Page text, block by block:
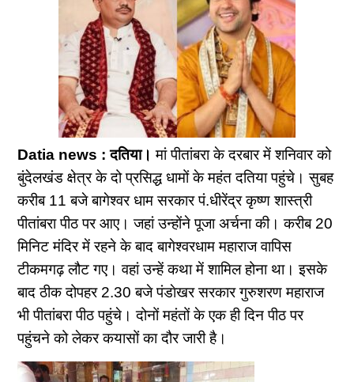
Datia news : दतिया। मां पीतांबरा के दरबार में शनिवार को
बुंदेलखंड क्षेत्र के दो प्रसिद्ध धामों के महंत दतिया पहुंचे। सुबह
करीब 11 बजे बागेश्वर धाम सरकार पं.धीरेंद्र कृष्ण शास्त्री
पीतांबरा पीठ पर आए। जहां उन्होंने पूजा अर्चना की। करीब 20
मिनिट मंदिर में रहने के बाद बागेश्वरधाम महाराज वापिस
टीकमगढ़ लौट गए। वहां उन्हें कथा में शामिल होना था। इसके
बाद ठीक दोपहर 2.30 बजे पंडाेखर सरकार गुरुशरण महाराज
भी पीतांबरा पीठ पहुंचे। दोनों महंतों के एक ही दिन पीठ पर
पहुंचने को लेकर कयासों का दौर जारी है।